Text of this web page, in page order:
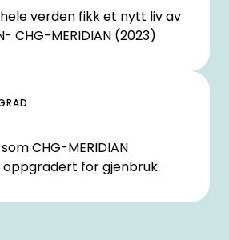
verden fikk et nytt liv av
CHG-MERIDIAN (2023)
CHG-MERIDIAN
for gjenbruk.